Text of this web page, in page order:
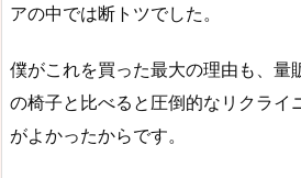
アの中では断トツでした。
僕がこれを買った最大の理由も、量
の椅子と比べると圧倒的なリクライ
がよかったからです。